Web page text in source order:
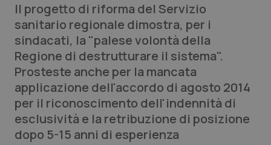
Lettere al direttore
Edizioni Regionali
QS Pro
Professionisti Sanitari.AI
Il progetto di riforma del Servizio
sanitario regionale dimostra, per i
sindacati, la "palese volontà della
Regione di destrutturare il sistema".
Prosteste anche per la mancata
applicazione dell'accordo di agosto 2014
per il riconoscimento dell'indennità di
esclusività e la retribuzione di posizione
dopo 5-15 anni di esperienza